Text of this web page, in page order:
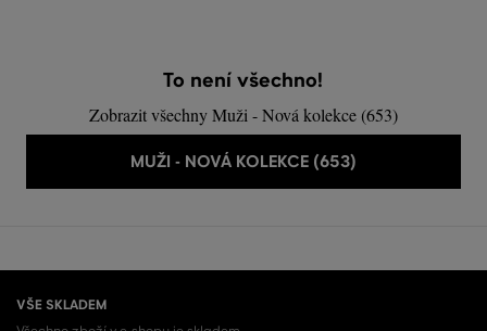
To není všechno!
Zobrazit všechny Muži - Nová kolekce (653)
MUŽI - NOVÁ KOLEKCE (653)
VŠE SKLADEM